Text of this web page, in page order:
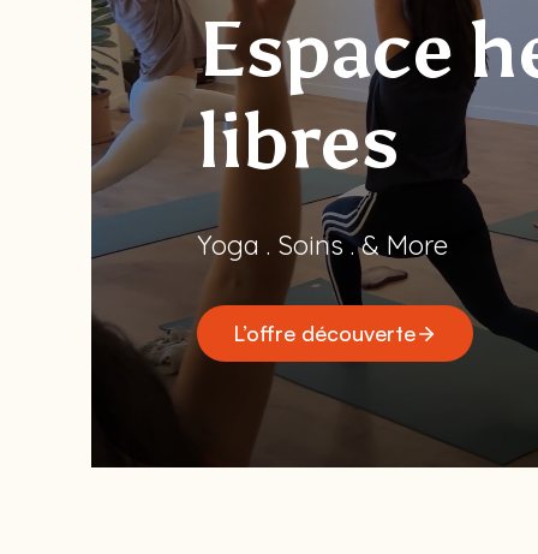
Espace
libres
Yoga . Soins . & More
L’offre découverte